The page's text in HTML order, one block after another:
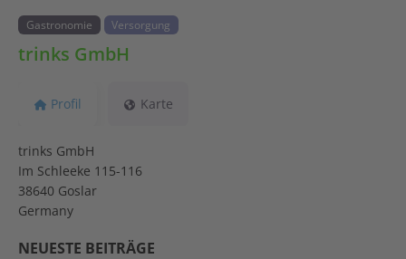
Gastronomie Versorgung
trinks GmbH
Profil Karte
trinks GmbH
Im Schleeke 115-116
38640 Goslar
Germany
NEUESTE BEITRÄGE